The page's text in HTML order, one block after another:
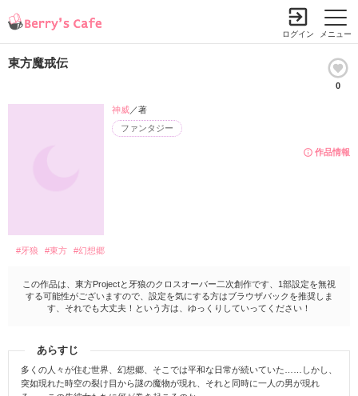
メニュー
ログイン
東方魔戒伝
0
作品情報
ファンタジー
神威／著
#牙狼 #東方 #幻想郷
この作品は、東方Projectと牙狼のクロスオーバー二次創作です、1部設定を無視
する可能性がございますので、設定を気にする方はブラウザバックを推奨しま
す、それでも大丈夫！という方は、ゆっくりしていってください！
あらすじ
多くの人々が住む世界、幻想郷、そこでは平和な日常が続いていた……しかし、
突如現れた時空の裂け目から謎の魔物が現れ、それと同時に一人の男が現れ